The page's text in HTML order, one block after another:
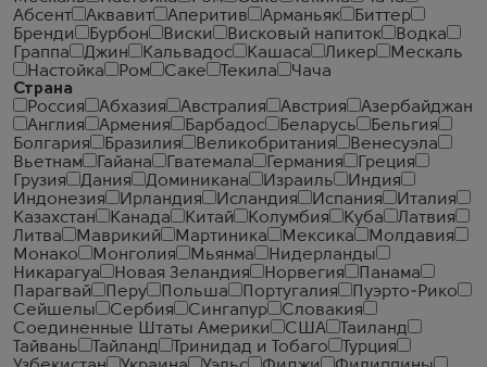
Абсент
Аквавит Аперитив Арманьяк
Биттер
Бренди
Бурбон Виски Висковый напиток
Водка
Граппа
Джин Кальвадос Кашаса Ликер
Мескаль
Настойка
Ром Саке Текила
Чача
Страна
Россия
Абхазия Австралия Австрия
Азербайджан
Англия
Армения Барбадос Беларусь
Бельгия
Болгария
Бразилия Великобритания
Венесуэла
Вьетнам
Гайана Гватемала Германия
Греция
Грузия
Дания Доминикана Израиль
Индия
Индонезия
Ирландия Исландия Испания
Италия
Казахстан
Канада Китай Колумбия Куба
Латвия
Литва
Маврикий Мартиника Мексика
Молдавия
Монако
Монголия Мьянма
Нидерланды
Никарагуа
Новая Зеландия Норвегия
Панама
Парагвай
Перу Польша Португалия
Пуэрто-Рико
Сейшелы
Сербия Сингапур
Словакия
Соединенные Штаты Америки
США
Таиланд
Тайвань
Тайланд Тринидад и Тобаго
Турция